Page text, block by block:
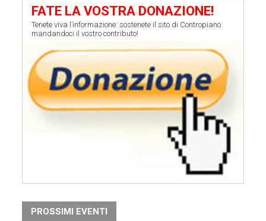
FATE LA VOSTRA DONAZIONE!
Tenete viva l’informazione: sostenete il sito di Contropiano
mandandoci il vostro contributo!
PROSSIMI EVENTI